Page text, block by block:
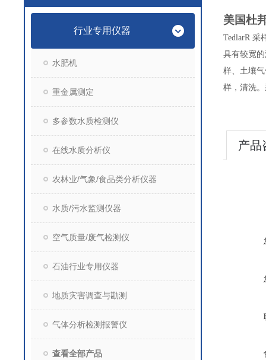
行业专用仪器
水肥机
重金属测定
多参数水质检测仪
在线水质分析仪
农林业/气象/食品类分析仪器
水质/污水监测仪器
空气质量/废气检测仪
石油行业专用仪器
地质灾害调查与勘测
气体分析检测报警仪
查看全部产品
美国杜
TedlarR 采
具有较宽
样、土壤
样，清洗
产品